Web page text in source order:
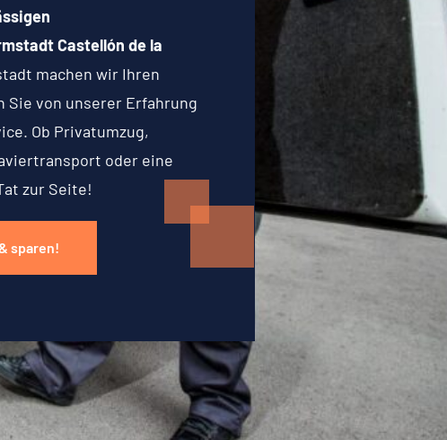
Castellón de la
machen wir Ihren
von unserer Erfahrung
Ob Privatumzug,
oder eine
zur Seite!
sparen!